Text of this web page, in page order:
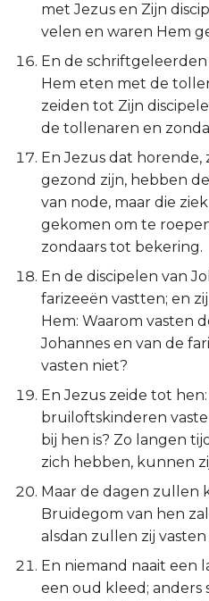
Daniël
Hoséa
Joël
Amos
Obadja
Jona
Micha
Nahum
Hábakuk
Zefánja
Haggaï
Zacharía
Maleáchi
met Jezus en Zijn
velen en waren Hem
En de
Hem eten met de
zeiden tot Zijn
de tollenaren en
En Jezus dat horende,
gezond zijn, hebben
van node, maar die
gekomen om te
zondaars tot bekering.
En de discipelen van
farizeeën vastten; en
Hem: Waarom vasten
Johannes en van de
vasten niet?
En Jezus zeide tot
bruiloftskinderen
bij hen is? Zo langen
zich hebben, kunnen
Maar de dagen zullen
Bruidegom van hen
alsdan zullen zij
En niemand naait een
een oud kleed; anders